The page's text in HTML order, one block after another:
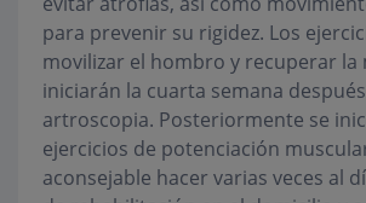
para prevenir su rigidez. Los
movilizar el hombro y recuperar la
iniciarán la cuarta semana
artroscopia. Posteriormente se
ejercicios de potenciación
aconsejable hacer varias veces al